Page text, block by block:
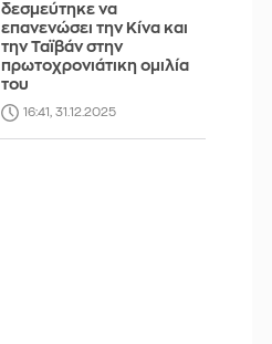
δεσμεύτηκε να
επανενώσει την Κίνα και
την Ταϊβάν στην
πρωτοχρονιάτικη ομιλία
του
16:41, 31.12.2025